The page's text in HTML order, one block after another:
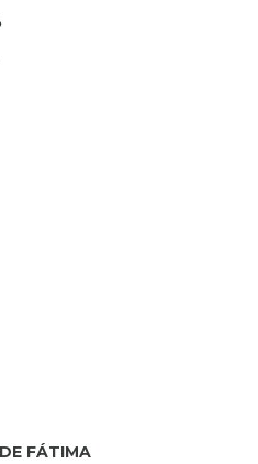
DE FÁTIMA